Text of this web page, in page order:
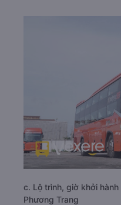
c. Lộ trình, giờ khởi
Phương Trang